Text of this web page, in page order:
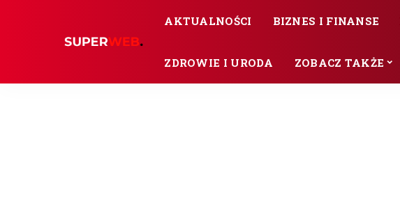
AKTUALNOŚCI BIZNES I FINANSE
ZDROWIE I URODA ZOBACZ TAKŻE